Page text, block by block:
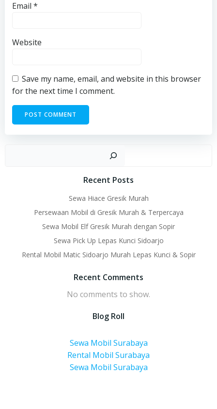
Email *
Website
Save my name, email, and website in this browser
for the next time I comment.
Recent Posts
Sewa Hiace Gresik Murah
Persewaan Mobil di Gresik Murah & Terpercaya
Sewa Mobil Elf Gresik Murah dengan Sopir
Sewa Pick Up Lepas Kunci Sidoarjo
Rental Mobil Matic Sidoarjo Murah Lepas Kunci & Sopir
Recent Comments
No comments to show.
Blog Roll
Sewa Mobil Surabaya
Rental Mobil Surabaya
Sewa Mobil Surabaya